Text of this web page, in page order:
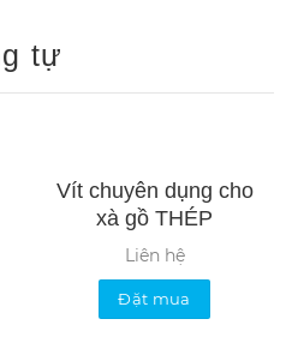
tự
Vít chuyên dụng cho
xà gồ THÉP
Liên hệ
Đặt mua